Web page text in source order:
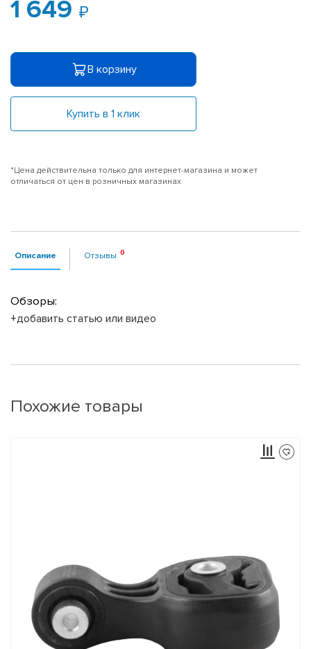
1 649
В корзину
Купить в 1 клик
*Цена действительна только для интернет-магазина и может
отличаться от цен в розничных магазинах
Описание Отзывы
Обзоры:
+добавить статью или видео
Похожие товары